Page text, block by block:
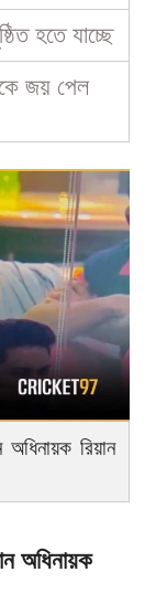
হতে যাচ্ছে
জয় পেল
রিয়ান
অধিনায়ক